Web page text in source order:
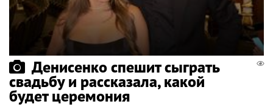
Денисенко спешит сыграть
свадьбу и рассказала, какой
будет церемония